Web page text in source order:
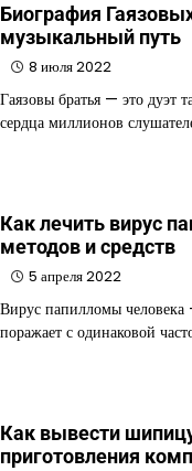
Биография
музыкальный путь
8 июля 2022
Гаязовы братья — это дуэт
сердца миллионов
Как лечить вирус
методов и средств
5 апреля 2022
Вирус папилломы человека
поражает с одинаковой
Как вывести
приготовления